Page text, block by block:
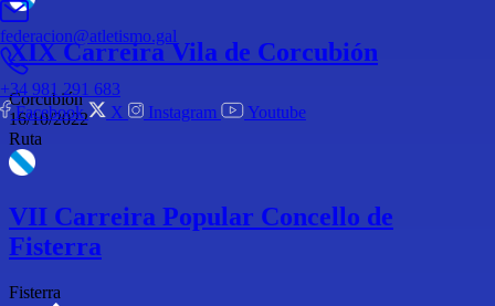
federacion@atletismo.gal
+34 981 291 683
Facebook
X Instagram Youtube
XIX Carreira Vila de Corcubión
Corcubión
16/10/2022
Ruta
VII Carreira Popular Concello de
Fisterra
Fisterra